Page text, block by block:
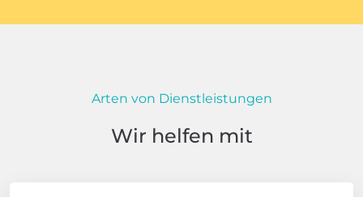
Arten von Dienstleistungen
Wir helfen mit